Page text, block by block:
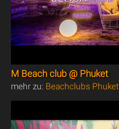
M Beach club @ Phuket
mehr zu: Beachclubs Phuket